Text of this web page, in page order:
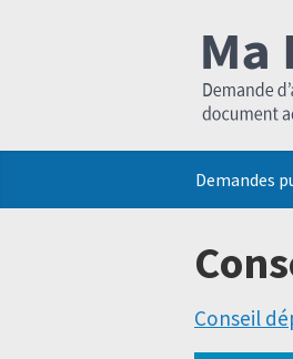
Demandes
Conseil